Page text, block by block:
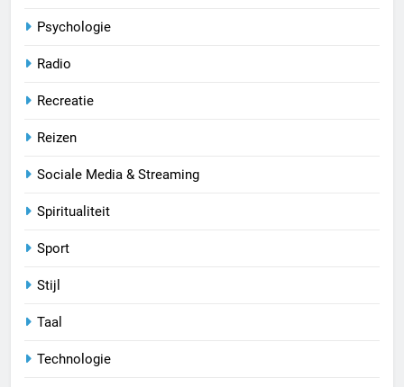
Psychologie
Radio
Recreatie
Reizen
Sociale Media & Streaming
Spiritualiteit
Sport
Stijl
Taal
Technologie